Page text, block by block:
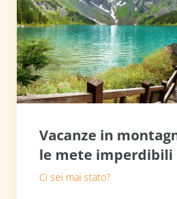
Vacanze in
le mete imperdibili
Ci sei mai stato?